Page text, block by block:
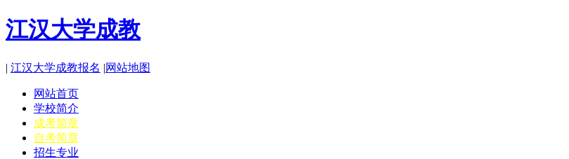
江汉大学成教
| 江汉大学成教报名 |网站地图
网站首页
学校简介
成考简章
自考简章
招生专业